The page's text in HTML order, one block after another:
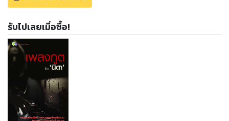
รับไปเลยเมื่อซื้อ!